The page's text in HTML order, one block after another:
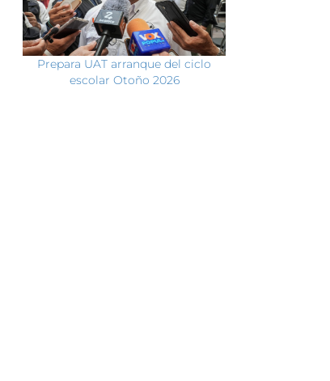
Prepara UAT arranque del ciclo
escolar Otoño 2026